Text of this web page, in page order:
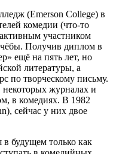
(Emerson College) в
комедии (что-то
участником
Получив диплом в
ещё на пять лет, но
литературы, а
по творческому письму.
журналах и
в комедиях. В 1982
сейчас у них двое
будущем только как